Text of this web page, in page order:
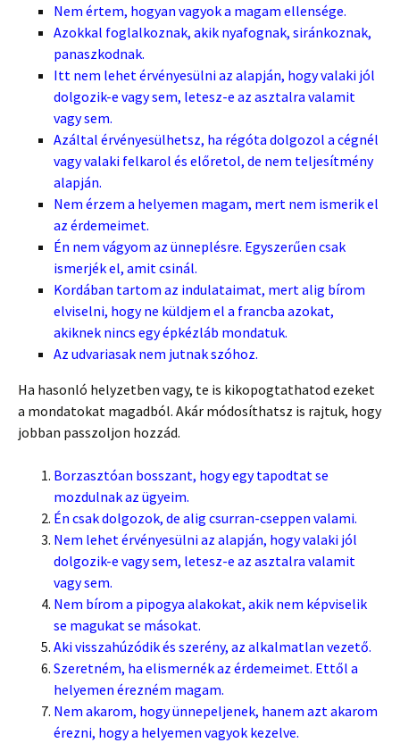
Nem értem, hogyan vagyok a magam ellensége.
Azokkal foglalkoznak, akik nyafognak, siránkoznak,
panaszkodnak.
Itt nem lehet érvényesülni az alapján, hogy valaki jól
dolgozik-e vagy sem, letesz-e az asztalra valamit
vagy sem.
Azáltal érvényesülhetsz, ha régóta dolgozol a cégnél
vagy valaki felkarol és előretol, de nem teljesítmény
alapján.
Nem érzem a helyemen magam, mert nem ismerik el
az érdemeimet.
Én nem vágyom az ünneplésre. Egyszerűen csak
ismerjék el, amit csinál.
Kordában tartom az indulataimat, mert alig bírom
elviselni, hogy ne küldjem el a francba azokat,
akiknek nincs egy épkézláb mondatuk.
Az udvariasak nem jutnak szóhoz.
Ha hasonló helyzetben vagy, te is kikopogtathatod ezeket
a mondatokat magadból. Akár módosíthatsz is rajtuk, hogy
jobban passzoljon hozzád.
Borzasztóan bosszant, hogy egy tapodtat se
mozdulnak az ügyeim.
Én csak dolgozok, de alig csurran-cseppen valami.
Nem lehet érvényesülni az alapján, hogy valaki jól
dolgozik-e vagy sem, letesz-e az asztalra valamit
vagy sem.
Nem bírom a pipogya alakokat, akik nem képviselik
se magukat se másokat.
Aki visszahúzódik és szerény, az alkalmatlan vezető.
Szeretném, ha elismernék az érdemeimet. Ettől a
helyemen érezném magam.
Nem akarom, hogy ünnepeljenek, hanem azt akarom
érezni, hogy a helyemen vagyok kezelve.